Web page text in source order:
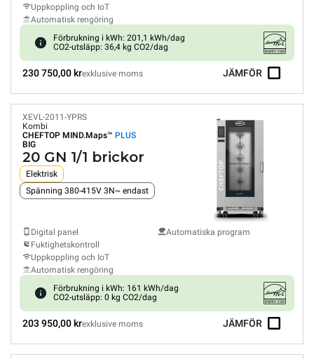
Uppkoppling och IoT
Automatisk rengöring
Förbrukning i kWh: 201,1 kWh/dag
CO2-utsläpp: 36,4 kg CO2/dag
230 750,00 krexklusive moms JÄMFÖR
XEVL-2011-YPRS
Kombi
CHEFTOP MIND.Maps™ PLUS
BIG
20 GN 1/1 brickor
Elektrisk
Spänning 380-415V 3N~ endast
Digital panel
Fuktighetskontroll
Uppkoppling och IoT
Automatisk rengöring
Automatiska program
Förbrukning i kWh: 161 kWh/dag
CO2-utsläpp: 0 kg CO2/dag
203 950,00 krexklusive moms JÄMFÖR